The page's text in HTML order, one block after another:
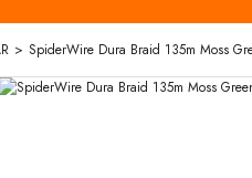
SpiderWire Dura Braid 135m Moss